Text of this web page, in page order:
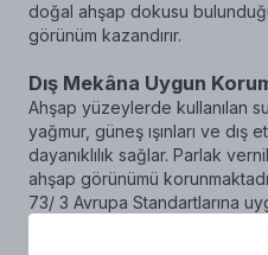
doğal ahşap dokusu
görünüm kazandırır.
Dış Mekâna Uygun
Ahşap yüzeylerde kullanılan
yağmur, güneş ışınları ve dış
dayanıklılık sağlar. Parlak
ahşap görünümü
73/ 3 Avrupa Standartlarına